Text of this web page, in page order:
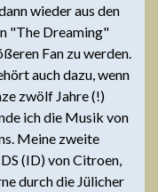
wieder aus den
"The Dreaming"
Fan zu werden.
auch dazu, wenn
zwölf Jahre (!)
ich die Musik von
Meine zweite
(ID) von Citroen,
durch die Jülicher